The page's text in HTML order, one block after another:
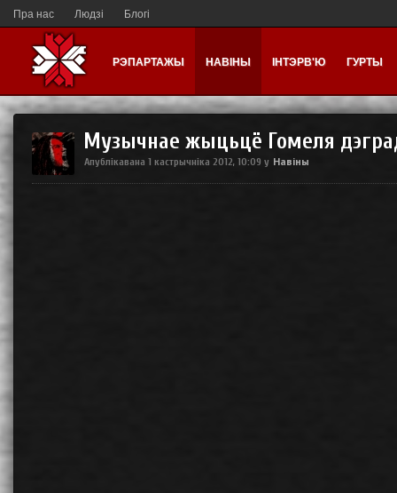
Пра нас Людзі Блогі
РЭПАРТАЖЫ НАВІНЫ ІНТЭРВ'Ю ГУРТЫ
Музычнае жыцьцё Гомеля
Апублікавана 1 кастрычніка 2012, 10:09 у Навіны